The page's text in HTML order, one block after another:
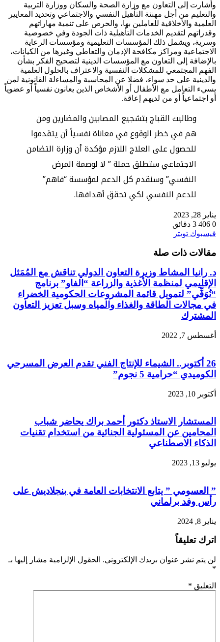
وأشارت إلى التعاون مع وزارة الصحة والسكان ووزارة التربية
والتعليم من أجل مهننة التأهيل النفسي والاجتماعي وتحديد المعايير
العلمية والأخلاقية للعاملين بها، والحرص على تنمية مهاراتهم
وقدراتهم لتقديم الخدمات التأهيلية ذات الجودة وفي خصوصية
وسرية، ويشمل ذلك المؤسسات التعليمية ومؤسسات الرعاية
الاجتماعية ومراكز مكافحة الإدمان والتعاطي وغيرها من الكيانات،
بالإضافة إلى التعاون مع المؤسسات الدينية لتصحيح الفكر بشأن
الفهم المجتمعي للمشكلات النفسية والاعتراف بالحلول العلمية
والدينية على حد سواء، فضلا عن المحاسبة والمساءلة القانونية لمن
يسيء التعامل مع الأطفال أو الأشخاص الذين يعانون نفسياً أو عضوياً
أو اجتماعياً أو من لديهم إعاقة.
وطالبت القباج بتشجيع المصابين والمضارين ومن
هم في خطر الوقوع في معاناة نفسياً أن يتقدموا
للحصول على العلاج اللازم مؤكدة أن وزارة التضامن
الاجتماعي ستطلق حملة ” لا لوصمة المرض
النفسي” وسنقدم كل الدعم لمؤسسة “فاهم”
للدعم النفسي لكي تحقق أهدافها.
يناير 28, 2023
0
3 دقائق
فيسبوك تويتر
البريد
مقالات ذات صلة
د. رانيا المشاط وزيرة التعاون الدولي تناقش مع المُمَثل
الإقليمي لمنظمة الأغذية والزراعة “الفاو” برنامج
“نُوَفِّي” لتمويل قائمة المشروعات الحكومية الخضراء
في مجالات الطاقة والغذاء والمياه وسبل تعزيز التعاون
المشترك
أغسطس 7, 2022
26 أكتوبر.. الشيماء للإنتاج الفني تقدم العرض المسرحي
الكوميدي “حرامية 5 نجوم”
أكتوبر 10, 2023
المستشار الاستاذ دكتور أحمد براك يحاضر شباب
المحامين عن المسئولية الجنائية من استخدام تقنيات
الذكاء الاصطناعي
يوليو 13, 2023
” العسومي ” يتابع الانتخابات العامة في بنجلاديش على
رأس وفد برلماني
يناير 8, 2024
اترك تعليقاً
لن يتم نشر عنوان بريدك الإلكتروني. الحقول الإلزامية مشار إليها بـ
*
التعليق *